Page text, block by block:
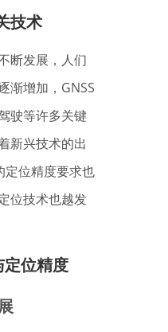
技术
断发展，人们
渐增加，GNSS
驶等许多关键
新兴技术的出
定位精度要求也
位技术也越发
定位精度